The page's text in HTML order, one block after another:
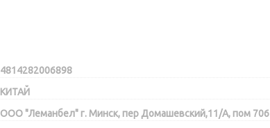
4814282006898
КИТАЙ
ООО "Леманбел" г. Минск, пер Домашевский,11/А, пом 706